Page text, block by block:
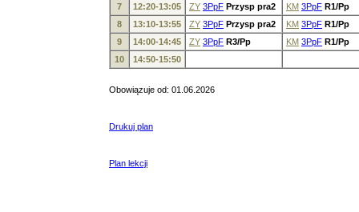
7
12:20-13:05 ZY 3PpF Przysp pra2 KM 3PpF R1/Pp
8
13:10-13:55 ZY 3PpF Przysp pra2 KM 3PpF R1/Pp
9
14:00-14:45 ZY 3PpF R3/Pp KM 3PpF R1/Pp
10
14:50-15:50
Obowiązuje od: 01.06.2026
Drukuj plan
Plan lekcji